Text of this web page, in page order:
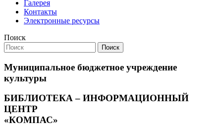
Галерея
Контакты
Электронные ресурсы
Поиск
Поиск
Муниципальное бюджетное учреждение
культуры
БИБЛИОТЕКА – ИНФОРМАЦИОННЫЙ
ЦЕНТР
«КОМПАС»